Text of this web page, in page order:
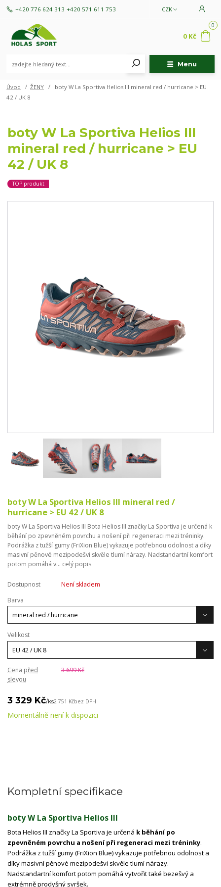
Menu
CZK
+420 776 624 313 +420 571 611 753
0
0 Kč
Úvod ŽENY
boty W La Sportiva Helios III mineral red / hurricane > EU
42 / UK 8
boty W La Sportiva Helios III
mineral red / hurricane > EU
42 / UK 8
TOP produkt
boty W La Sportiva Helios III mineral red /
hurricane > EU 42 / UK 8
boty W La Sportiva Helios III Bota Helios III značky La Sportiva je určená k
běhání po zpevněném povrchu a nošení při regeneraci mezi tréninky.
Podrážka z tužší gumy (FriXion Blue) vykazuje potřebnou odolnost a díky
masivní pěnové mezipodešvi skvěle tlumí nárazy. Nadstandartní komfort
potom pomáhá v... celý popis
Dostupnost
Není skladem
Barva
Velikost
Cena před
slevou
3 699 Kč
3 329 Kč/ks2 751 Kčbez DPH
Momentálně není k dispozici
Kompletní specifikace
boty W La Sportiva Helios III
Bota Helios III značky La Sportiva je určená k běhání po
zpevněném povrchu a nošení při regeneraci mezi tréninky.
Podrážka z tužší gumy (FriXion Blue) vykazuje potřebnou odolnost a
díky masivní pěnové mezipodešvi skvěle tlumí nárazy.
Nadstandartní komfort potom pomáhá vytvořit také bezešvý a
extrémně prodyšný svršek.